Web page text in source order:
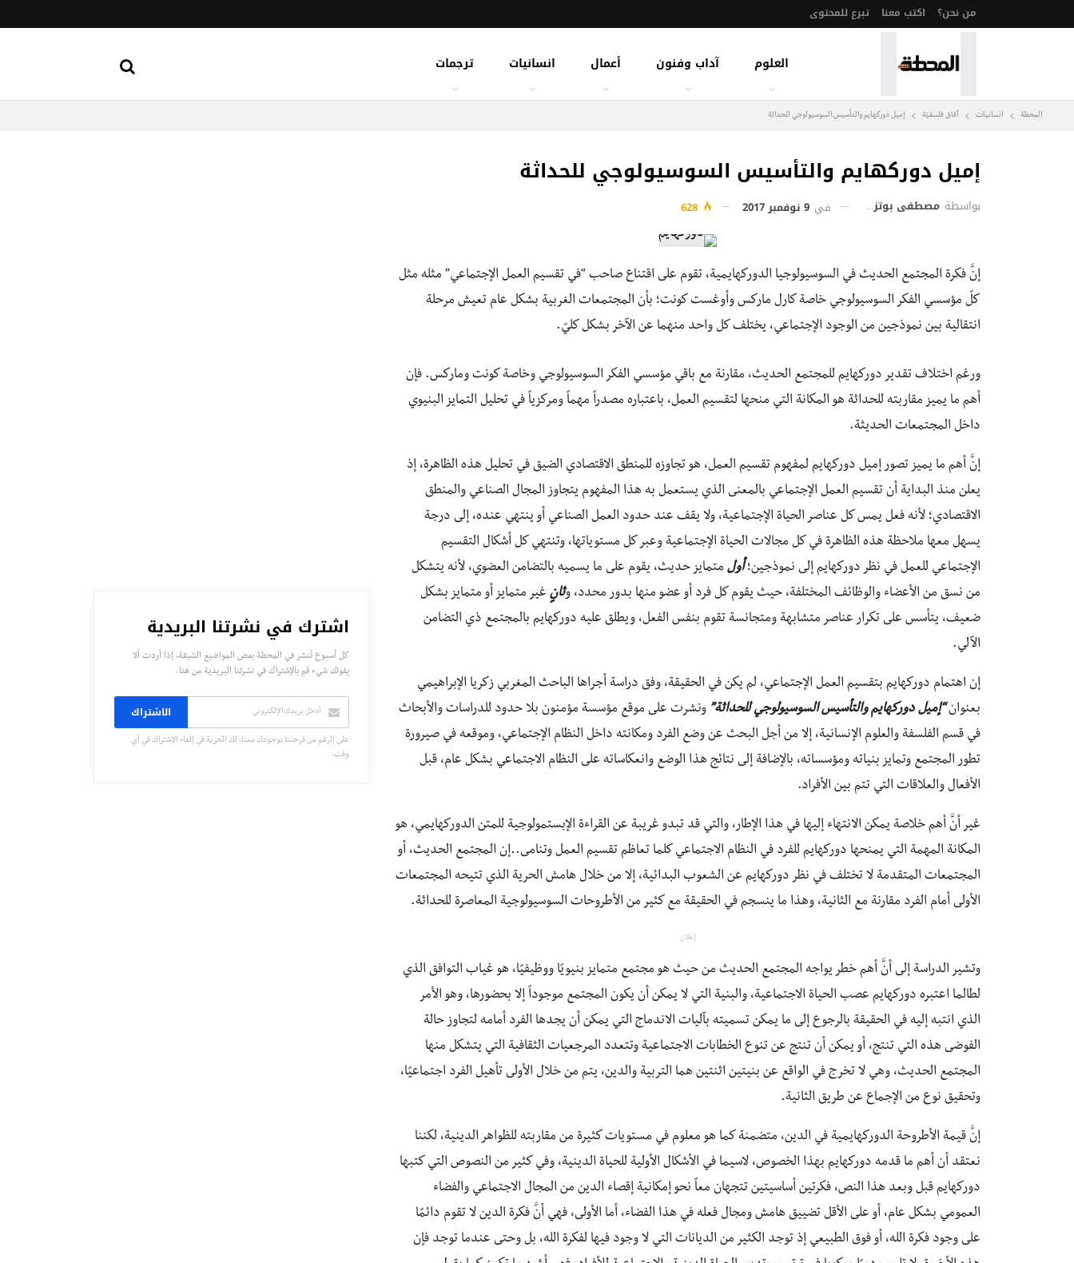
من نحن؟ اكتب معنا تبرع للمحتوى
العلوم آداب وفنون أعمال انسانيات ترجمات
المحطة انسانيات آفاق فلسفيّة‎ إميل دوركهايم والتأسيس السوسيولوجي للحداثة
إميل دوركهايم والتأسيس السوسيولوجي للحداثة
بواسطة مصطفى بوتزونت في 9 نوفمبر 2017
إنَّ فكرة المجتمع الحديث في السوسيولوجيا الدوركهايمية، تقوم على اقتناع صاحب “في تقسيم العمل الإجتماعي” مثله مثل
كلّ مؤسسي الفكر السوسيولوجي خاصة كارل ماركس وأوغست كونت؛ بأن المجتمعات الغربية بشكل عام تعيش مرحلة
انتقالية بين نموذجين من الوجود الإجتماعي، يختلف كل واحد منهما عن الآخر بشكل كليّ.
ورغم اختلاف تقدير دوركهايم للمجتمع الحديث، مقارنة مع باقي مؤسسي الفكر السوسيولوجي وخاصة كونت وماركس. فإن
أهم ما يميز مقاربته للحداثة هو المكانة التي منحها لتقسيم العمل، باعتباره مصدراً مهماً ومركزياً في تحليل التمايز البنيوي
داخل المجتمعات الحديثة.
إنَّ أهم ما يميز تصور إميل دوركهايم لمفهوم تقسيم العمل، هو تجاوزه للمنطق الاقتصادي الضيق في تحليل هذه الظاهرة، إذ
يعلن منذ البداية أن تقسيم العمل الإجتماعي بالمعنى الذي يستعمل به هذا المفهوم يتجاوز المجال الصناعي والمنطق
الاقتصادي؛ لأنه فعل يمس كل عناصر الحياة الإجتماعية، ولا يقف عند حدود العمل الصناعي أو ينتهي عنده، إلى درجة
يسهل معها ملاحظة هذه الظاهرة في كل مجالات الحياة الإجتماعية وعبر كل مستوياتها، وتنتهي كل أشكال التقسيم
الإجتماعي للعمل في نظر دوركهايم إلى نموذجين؛أول متمايز حديث، يقوم على ما يسميه بالتضامن العضوي، لأنه يتشكل
من نسق من الأعضاء والوظائف المختلفة، حيث يقوم كل فرد أو عضو منها بدور محدد، وثانٍ غير متمايز أو متمايز بشكل
ضعيف، يتأسس على تكرار عناصر متشابهة ومتجانسة تقوم بنفس الفعل، ويطلق عليه دوركهايم بالمجتمع ذي التضامن
الآلي.
إن اهتمام دوركهايم بتقسيم العمل الإجتماعي، لم يكن في الحقيقة، وفق دراسة أجراها الباحث المغربي زكريا الإبراهيمي
بعنوان“إميل دوركهايم والتأسيس السوسيولوجي للحداثة” ونشرت على موقع مؤسسة مؤمنون بلا حدود للدراسات والأبحاث
في قسم الفلسفة والعلوم الإنسانية، إلا من أجل البحث عن وضع الفرد ومكانته داخل النظام الإجتماعي، وموقعه في صيرورة
تطور المجتمع وتمايز بنياته ومؤسساته، بالإضافة إلى نتائج هذا الوضع وانعكاساته على النظام الاجتماعي بشكل عام، قبل
الأفعال والعلاقات التي تتم بين الأفراد.
غير أنَّ أهم خلاصة يمكن الانتهاء إليها في هذا الإطار، والتي قد تبدو غريبة عن القراءة الإبستمولوجية للمتن الدوركهايمي، هو
المكانة المهمة التي يمنحها دوركهايم للفرد في النظام الاجتماعي كلما تعاظم تقسيم العمل وتنامى..إن المجتمع الحديث، أو
المجتمعات المتقدمة لا تختلف في نظر دوركهايم عن الشعوب البدائية، إلا من خلال هامش الحرية الذي تتيحه المجتمعات
الأولى أمام الفرد مقارنة مع الثانية، وهذا ما ينسجم في الحقيقة مع كثير من الأطروحات السوسيولوجية المعاصرة للحداثة.
إعلان
وتشير الدراسة إلى أنَّ أهم خطر يواجه المجتمع الحديث من حيث هو مجتمع متمايز بنيويًا ووظيفيًا، هو غياب التوافق الذي
لطالما اعتبره دوركهايم عصب الحياة الاجتماعية، والبنية التي لا يمكن أن يكون المجتمع موجوداً إلا بحضورها، وهو الأمر
الذي انتبه إليه في الحقيقة بالرجوع إلى ما يمكن تسميته بآليات الاندماج التي يمكن أن يجدها الفرد أمامه لتجاوز حالة
الفوضى هذه التي تنتج، أو يمكن أن تنتج عن تنوع الخطابات الاجتماعية وتتعدد المرجعيات الثقافية التي يتشكل منها
المجتمع الحديث، وهي لا تخرج في الواقع عن بنيتين اثنتين هما التربية والدين، يتم من خلال الأولى تأهيل الفرد اجتماعيًا،
وتحقيق نوع من الإجماع عن طريق الثانية.
إنَّ قيمة الأطروحة الدوركهايمية في الدين، متضمنة كما هو معلوم في مستويات كثيرة من مقاربته للظواهر الدينية، لكننا
نعتقد أن أهم ما قدمه دوركهايم بهذا الخصوص، لاسيما في الأشكال الأولية للحياة الدينية، وفي كثير من النصوص التي كتبها
دوركهايم قبل وبعد هذا النص، فكرتين أساسيتين تتجهان معاً نحو إمكانية إقصاء الدين من المجال الاجتماعي والفضاء
العمومي بشكل عام، أو على الأقل تضييق هامش ومجال فعله في هذا الفضاء، أما الأولى، فهي أنَّ فكرة الدين لا تقوم دائمًا
على وجود فكرة الله، أو فوق الطبيعي إذ توجد الكثير من الديانات التي لا وجود فيها لفكرة الله، بل وحتى عندما توجد فإن
اشترك في نشرتنا البريدية
كل أسبوع تُنشر في المحطة بعض المواضيع الشيقة، إذا أردت ألا
يفوتك شيء قم بالإشتراك في نشرتنا البريدية من هنا.
الاشتراك
على الرغم من فرحتنا بوجودك معنا، لك الحرية في إلغاء الإشتراك في أي
وقت.